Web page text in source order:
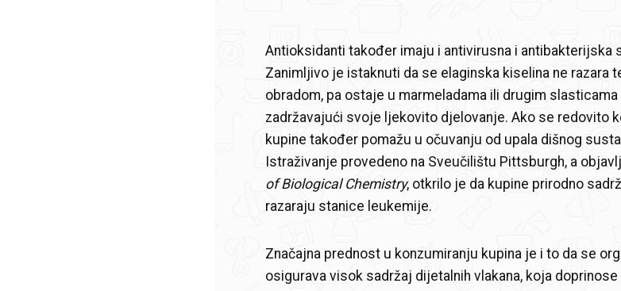
Antioksidanti također imaju i antivirusna i antibakterijska
Zanimljivo je istaknuti da se elaginska kiselina ne razara
obradom, pa ostaje u marmeladama ili drugim slasticama
zadržavajući svoje ljekovito djelovanje. Ako se redovito
kupine također pomažu u očuvanju od upala dišnog
Istraživanje provedeno na Sveučilištu Pittsburgh, a
of Biological Chemistry, otkrilo je da kupine prirodno
razaraju stanice leukemije.
Značajna prednost u konzumiranju kupina je i to da se
osigurava visok sadržaj dijetalnih vlakana, koja